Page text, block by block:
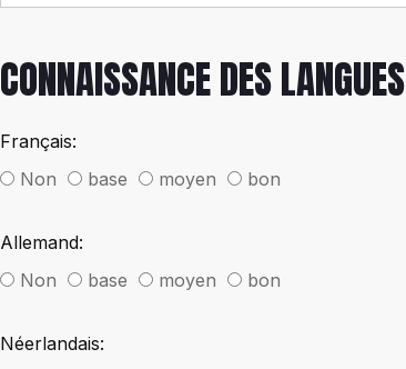
CONNAISSANCE DES LANGUES
Français:
Non
base moyen bon
Allemand:
Non
base moyen bon
Néerlandais: